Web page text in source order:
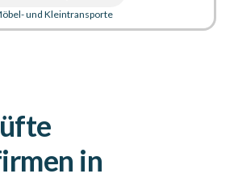
und Kleintransporte
in